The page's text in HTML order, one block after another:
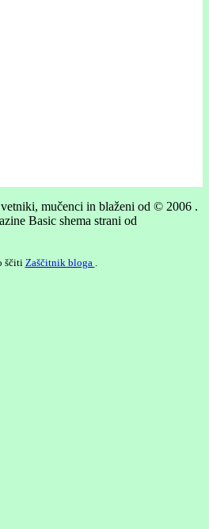
mučenci in blaženi od © 2006 .
Basic shema strani od
ščitiZaščitnik bloga .